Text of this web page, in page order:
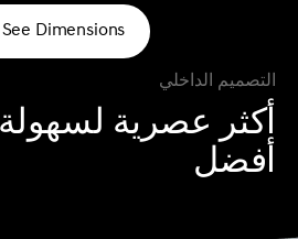
See Dimensions
التصميم الداخلي
أكثر عصرية
أفضل